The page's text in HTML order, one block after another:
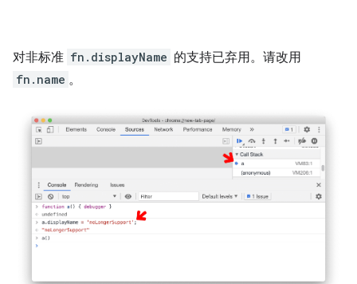
对非标准 fn.displayName 的支持已弃用。请改用
fn.name 。